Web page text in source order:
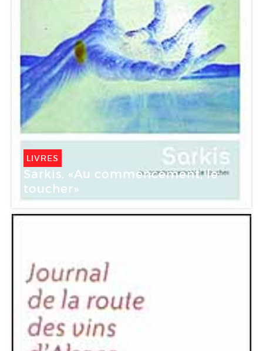
LIVRES
Sarkis. «Au commencement, le
toucher»